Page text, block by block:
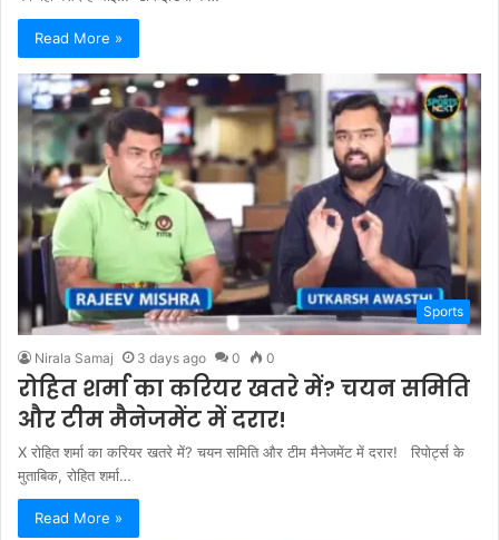
Read More »
Sports
Nirala Samaj 3 days ago 0 0
रोहित शर्मा का करियर खतरे में? चयन समिति
और टीम मैनेजमेंट में दरार!
X रोहित शर्मा का करियर खतरे में? चयन समिति और टीम मैनेजमेंट में दरार! रिपोर्ट्स के
मुताबिक, रोहित शर्मा…
Read More »